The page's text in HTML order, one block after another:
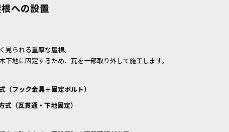
への設置
見られる重厚な屋根。
下地に固定するため、瓦を一部取り外して施工します。
（フック金具＋固定ボルト）
式（瓦貫通・下地固定）